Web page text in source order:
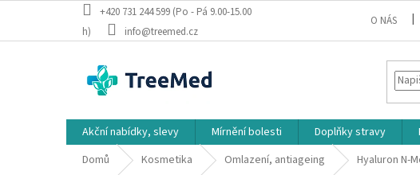
obsah
+420 731 244 599 (Po - Pá 9.00-15.00
h)
info@treemed.cz
O NÁS
Akční nabídky, slevy Mírnění bolesti Doplňky stravy
Domů
Kosmetika Omlazení, antiageing Hyaluron N-